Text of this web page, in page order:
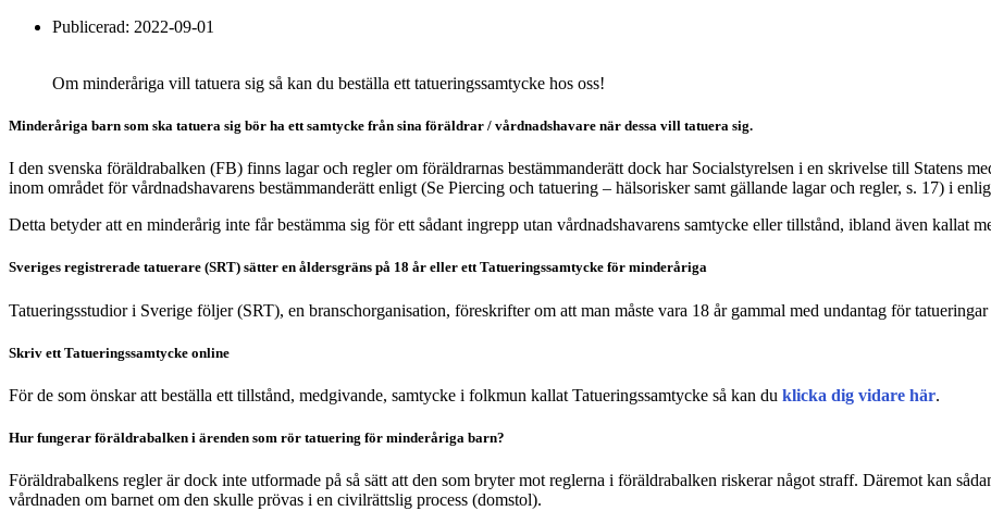
Publicerad: 2022-09-01
Om minderåriga vill tatuera sig så kan du beställa ett tatueringssamtycke hos oss!
Minderåriga barn som ska tatuera sig bör ha ett samtycke från sina föräldrar / vårdnadshavare när dessa vill tatuera sig.
I den svenska föräldrabalken (FB) finns lagar och regler om föräldrarnas bestämmanderätt dock har Socialstyrelsen i en skrivelse till Statens
inom området för vårdnadshavarens bestämmanderätt enligt (Se Piercing och tatuering – hälsorisker samt gällande lagar och regler, s. 17) i
Detta betyder att en minderårig inte får bestämma sig för ett sådant ingrepp utan vårdnadshavarens samtycke eller tillstånd, ibland även kallat
Sveriges registrerade tatuerare (SRT) sätter en åldersgräns på 18 år eller ett Tatueringssamtycke för minderåriga
Tatueringsstudior i Sverige följer (SRT), en branschorganisation, föreskrifter om att man måste vara 18 år gammal med undantag för
Skriv ett Tatueringssamtycke online
För de som önskar att beställa ett tillstånd, medgivande, samtycke i folkmun kallat Tatueringssamtycke så kan du klicka dig vidare här.
Hur fungerar föräldrabalken i ärenden som rör tatuering för minderåriga barn?
Föräldrabalkens regler är dock inte utformade på så sätt att den som bryter mot reglerna i föräldrabalken riskerar något straff. Däremot kan
vårdnaden om barnet om den skulle prövas i en civilrättslig process (domstol).